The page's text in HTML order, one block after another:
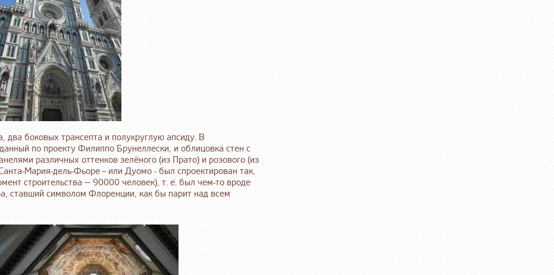
боковых трансепта и полукруглую апсиду. В
по проекту Филиппо Брунеллески, и облицовка стен с
различных оттенков зелёного (из Прато) и розового (из
Мария-дель-Фьоре – или Дуомо - был спроектирован так,
строительства — 90000 человек), т. е. был чем-то вроде
ставший символом Флоренции, как бы парит над всем